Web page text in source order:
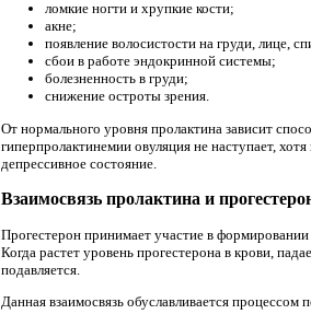
ломкие ногти и хрупкие кости;
акне;
появление волосистости на груди, лице,
сбои в работе эндокринной системы;
болезненность в груди;
снижение остроты зрения.
От нормального уровня пролактина зависит
гиперпролактинемии овуляция не наступает,
депрессивное состояние.
Взаимосвязь пролактина и
Прогестерон принимает участие в
Когда растет уровень прогестерона в крови,
подавляется.
Данная взаимосвязь обуславливается